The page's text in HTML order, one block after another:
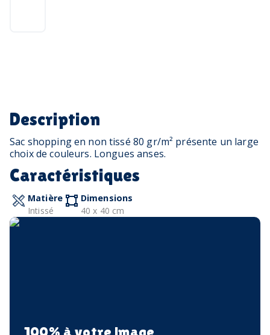
Description
Sac shopping en non tissé 80 gr/m² présente un large
choix de couleurs. Longues anses.
Caractéristiques
Matière
Intissé
Dimensions
40 x 40 cm
100% à votre image